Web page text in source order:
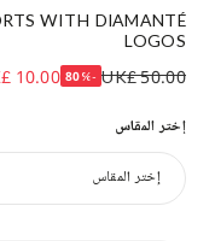
WITH DIAMANTÉ
LOGOS
UK£ 50.00
-80%
10.00
إختر المقاس
إختر المقاس